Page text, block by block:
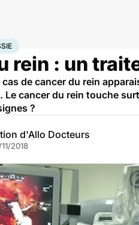
vessie
rein : un
de cancer du rein
Le cancer du rein touche
?
d'Allo Docteurs
2018